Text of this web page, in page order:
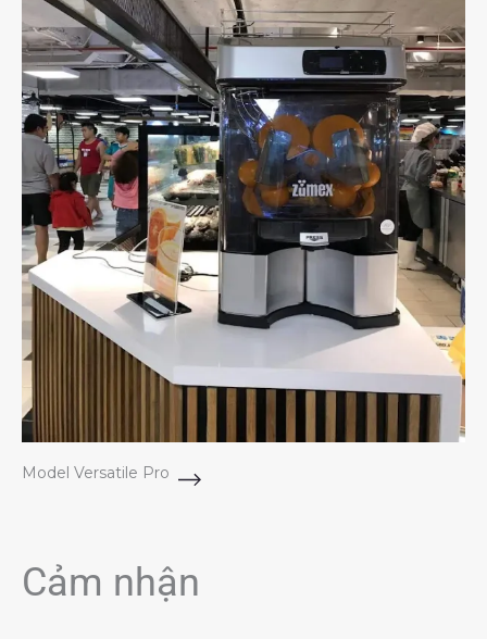
Model Versatile Pro
Cảm nhận